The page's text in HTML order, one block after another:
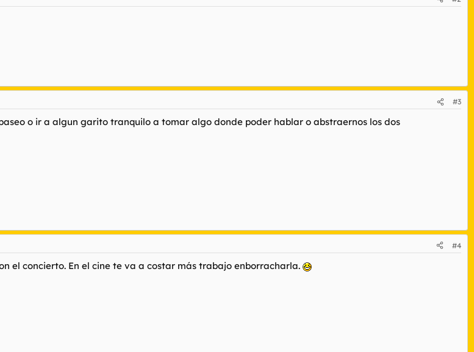
#3
o ir a algun garito tranquilo a tomar algo donde poder hablar o abstraernos los dos
#4
el concierto. En el cine te va a costar más trabajo enborracharla.